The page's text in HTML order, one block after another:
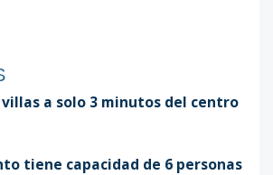
villas a solo 3 minutos del centro
tiene capacidad de 6 personas